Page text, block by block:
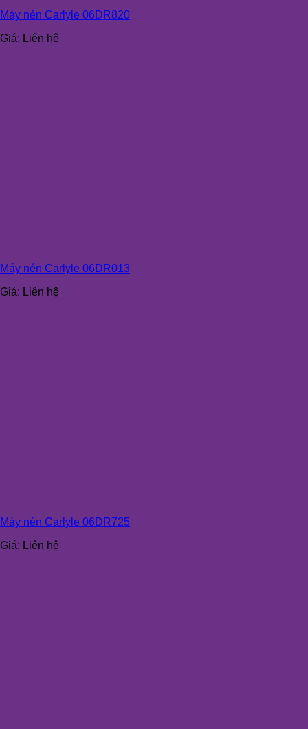
Máy nén Carlyle 06DR820
Giá: Liên hệ
Máy nén Carlyle 06DR013
Giá: Liên hệ
Máy nén Carlyle 06DR725
Giá: Liên hệ